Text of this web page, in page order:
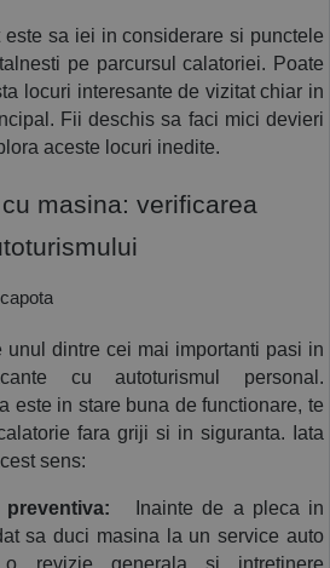
sa iei in considerare si punctele
pe parcursul calatoriei. Poate
locuri interesante de vizitat chiar in
Fii deschis sa faci mici devieri
aceste locuri inedite.
masina: verificarea
unul dintre cei mai importanti pasi in
cu autoturismul personal.
este in stare buna de functionare, te
fara griji si in siguranta. Iata
sens:
Inainte de a pleca in
sa duci masina la un service auto
revizie generala si intretinere